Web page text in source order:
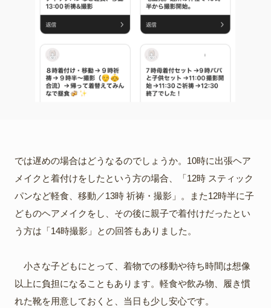
では遅めの場合はどうなるのでしょうか。10時に出張ヘア
メイクと着付けをしたという方の場合、「12時 スティック
パンなど軽食、移動／13時 祈祷・撮影」。また12時半に子
どものヘアメイクをし、その後に親子で着付けだったとい
う方は「14時撮影」との回答もありました。
小さな子どもにとって、着物での移動や待ち時間は想像
以上に負担になることもあります。軽食や飲み物、履き慣
れた靴を用意しておくと、当日も少し安心です。